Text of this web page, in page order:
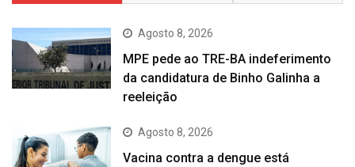
Agosto 8, 2026
MPE pede ao TRE-BA indeferimento
da candidatura de Binho Galinha a
reeleição
Agosto 8, 2026
Vacina contra a dengue está